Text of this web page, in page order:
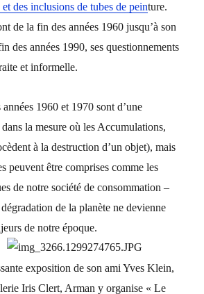
des inclusions de tubes de peinture.
de la fin des années 1960 jusqu’à son
des années 1990, ses questionnements
et informelle.
années 1960 et 1970 sont d’une
la mesure où les Accumulations,
à la destruction d’un objet), mais
peuvent être comprises comme les
de notre société de consommation –
de la planète ne devienne
de notre époque.
exposition de son ami Yves Klein,
Iris Clert, Arman y organise « Le